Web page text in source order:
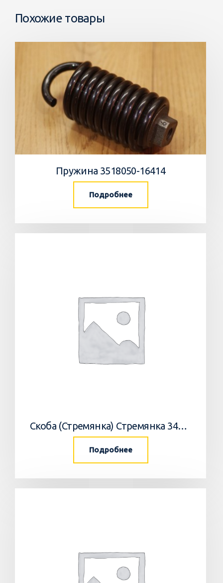
Похожие товары
Пружина 3518050-16414
Подробнее
Скоба (Стремянка) Стремянка 34033502 Horsch
Подробнее